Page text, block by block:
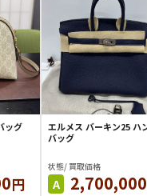
ッグ
円
エルメス バーキン25 ハンド
バッグ
状態/ 買取価格
A 2,700,000